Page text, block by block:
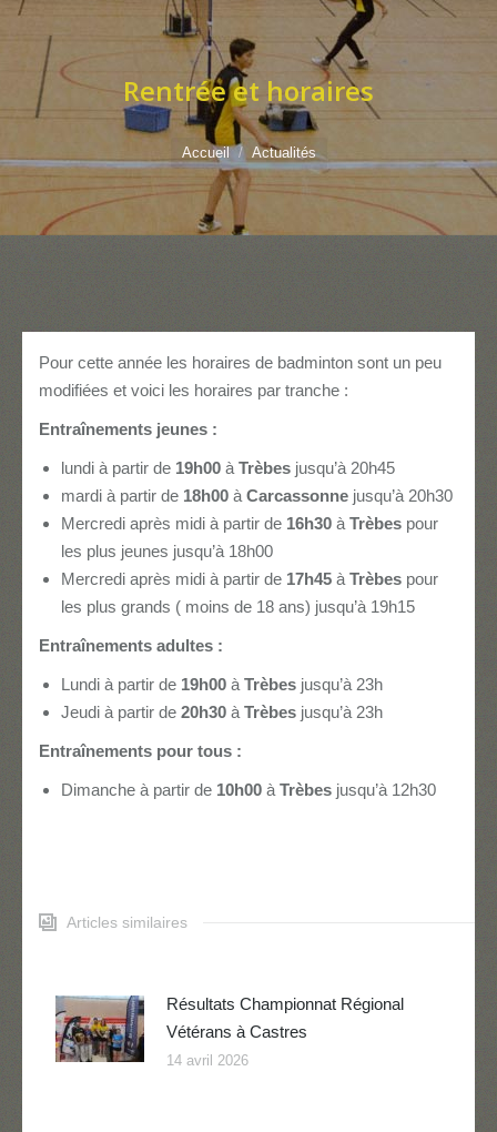
Rentrée et horaires
Accueil Actualités
Pour cette année les horaires de badminton sont un peu
modifiées et voici les horaires par tranche :
Entraînements jeunes :
lundi à partir de 19h00 à Trèbes jusqu’à 20h45
mardi à partir de 18h00 à Carcassonne jusqu’à 20h30
Mercredi après midi à partir de 16h30 à Trèbes pour
les plus jeunes jusqu’à 18h00
Mercredi après midi à partir de 17h45 à Trèbes pour
les plus grands ( moins de 18 ans) jusqu’à 19h15
Entraînements adultes :
Lundi à partir de 19h00 à Trèbes jusqu’à 23h
Jeudi à partir de 20h30 à Trèbes jusqu’à 23h
Entraînements pour tous :
Dimanche à partir de 10h00 à Trèbes jusqu’à 12h30
Articles similaires
Résultats Championnat Régional
Vétérans à Castres
14 avril 2026